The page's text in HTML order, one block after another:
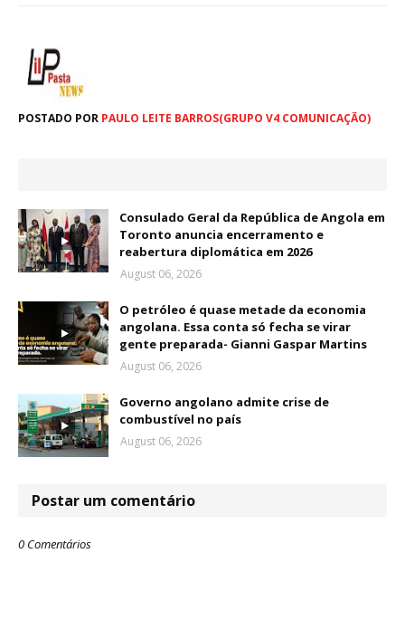
POSTADO POR PAULO LEITE BARROS(GRUPO V4 COMUNICAÇÃO)
Consulado Geral da República de Angola em
Toronto anuncia encerramento e
reabertura diplomática em 2026
August 06, 2026
O petróleo é quase metade da economia
angolana. Essa conta só fecha se virar
gente preparada- Gianni Gaspar Martins
August 06, 2026
Governo angolano admite crise de
combustível no país
August 06, 2026
Postar um comentário
0 Comentários